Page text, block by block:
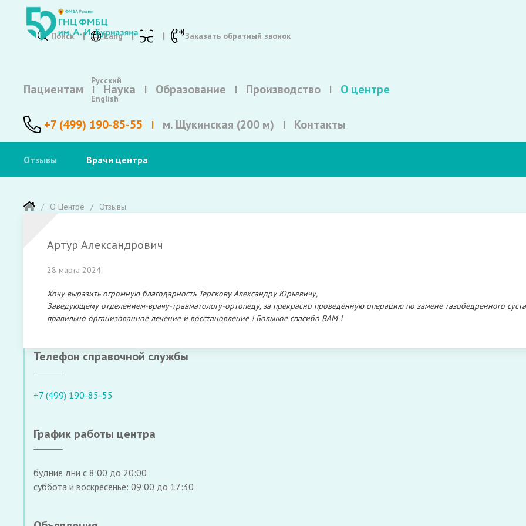
Поиск Lang
Русский
English
Заказать обратный звонок
Пациентам Наука Образование Производство О центре
+7 (499) 190-85-55 м. Щукинская (200 м) Контакты
Отзывы Врачи центра
О Центре Отзывы
Артур Александрович
28 марта 2024
Хочу выразить огромную благодарность Терскову Александру Юрьевичу,
Заведующему отделением-врачу-травматологу-ортопеду, за прекрасно проведённую операцию по замене тазобедренного
правильно организованное лечение и восстановление ! Большое спасибо ВАМ !
Телефон справочной службы
+7 (499) 190-85-55
График работы центра
будние дни с 8:00 до 20:00
суббота и воскресенье: 09:00 до 17:30